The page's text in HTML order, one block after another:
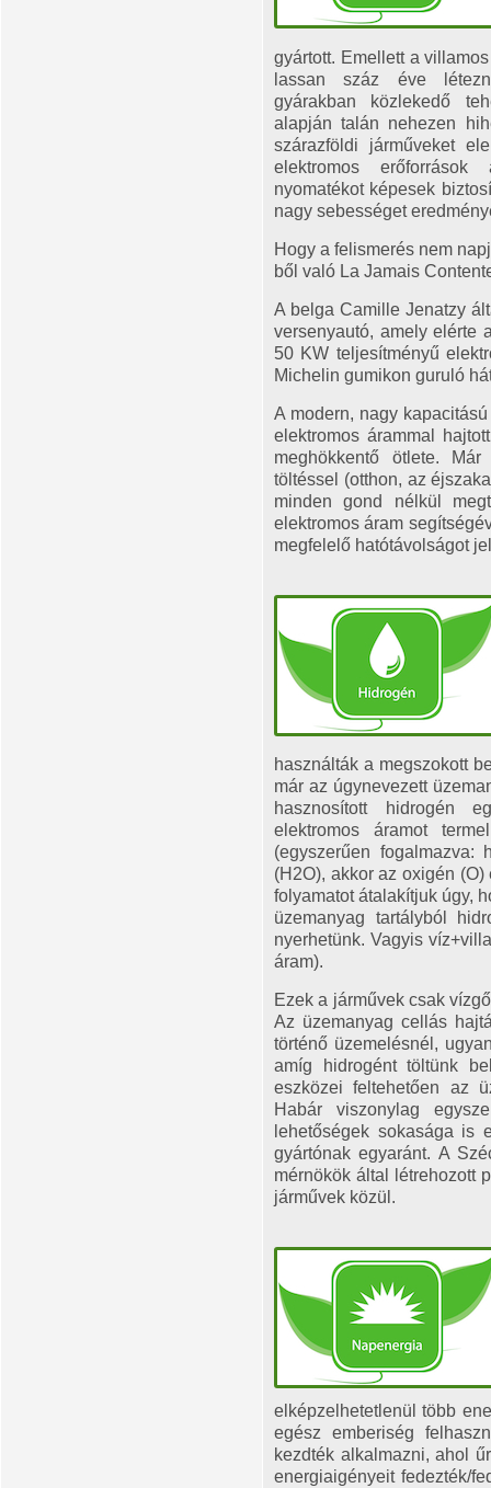
gyártott. Emellett a
lassan száz éve
gyárakban közlekedő
alapján talán nehezen
szárazföldi járműveket
elektromos
nyomatékot képesek
nagy sebességet
Hogy a felismerés nem
ből való La Jamais
A belga Camille Jenatzy
versenyautó, amely elérte
50 KW teljesítményű
Michelin gumikon guruló
A modern, nagy
elektromos árammal
meghökkentő ötlete.
töltéssel (otthon, az
minden gond nélkül
elektromos áram
megfelelő hatótávolságot
használták a megszokott
már az úgynevezett
hasznosított hidrogén
elektromos áramot
(egyszerűen fogalmazva:
(H2O), akkor az oxigén
folyamatot átalakítjuk úgy,
üzemanyag tartályból
nyerhetünk. Vagyis
áram).
Ezek a járművek csak
Az üzemanyag cellás
történő üzemelésnél,
amíg hidrogént töltünk
eszközei feltehetően az
Habár viszonylag
lehetőségek sokasága is
gyártónak egyaránt. A
mérnökök által létrehozott
járművek közül.
elképzelhetetlenül több
egész emberiség
kezdték alkalmazni, ahol
energiaigényeit fedezték/